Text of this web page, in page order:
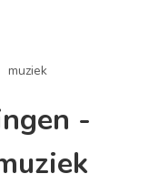
muziek